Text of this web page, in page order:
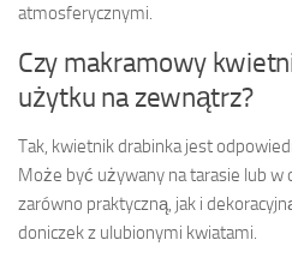
atmosferycznymi.
Czy makramowy
użytku na zewnątrz?
Tak, kwietnik drabinka jest
Może być używany na tarasie lub w
zarówno praktyczną, jak i
doniczek z ulubionymi kwiatami.